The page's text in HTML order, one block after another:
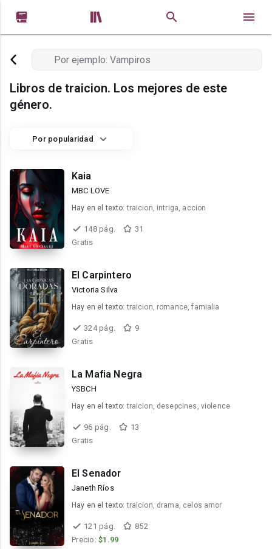
 
Libros de traicion. Los mejores de este
género.
Por popularidad
Kaia
MBC LOVE
Hay en el texto:traicion, intriga, accion
148 pág.
31
Gratis
El Carpintero
Victoria Silva
Hay en el texto:traicion, romance, famialia
324 pág.
9
Gratis
La Mafia Negra
YSBCH
Hay en el texto:traicion, desepcines, violence
96 pág.
13
Gratis
El Senador
Janeth Ríos
Hay en el texto:traicion, drama, celos amor
121 pág.
852
Precio: $1.99